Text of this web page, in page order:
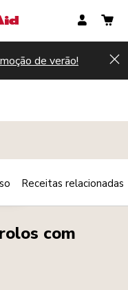
de verão!
Print
com
Receitas relacionadas